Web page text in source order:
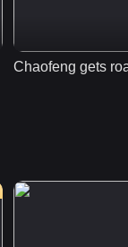
Chaofeng gets